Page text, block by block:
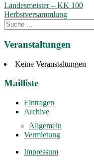
Beitragsnavigation
Landesmeister – KK 100
Herbstversammlung
Suche
nach:
Veranstaltungen
Keine Veranstaltungen
Mailliste
Eintragen
Archive
Allgemein
Vermietung
Impressum